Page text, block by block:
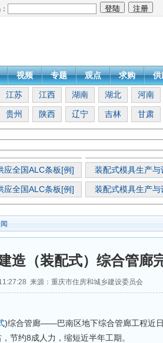
视频 专题 观点 求购 供
江苏 江西 湖南 湖北 河南
贵州 陕西 辽宁 吉林 甘肃
应全国ALC条板[例] 装配式模具生产与
应全国ALC条板[例] 装配式模具生产与
造（装配式）综合管廊
来源：重庆市住房和城乡建设委员会
)综合管廊——巴南区地下综合管廊工程近
节约8成人力，缩短近半年工期。